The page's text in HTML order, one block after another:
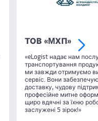
ТОВ «MХП»
«eLogist надає нам
транспортування
ми завжди отримуємо
сервіс. Вони
доставку, чудову
професійне митне
щиро вдячні за їхню
заслужені 5 зірок!»